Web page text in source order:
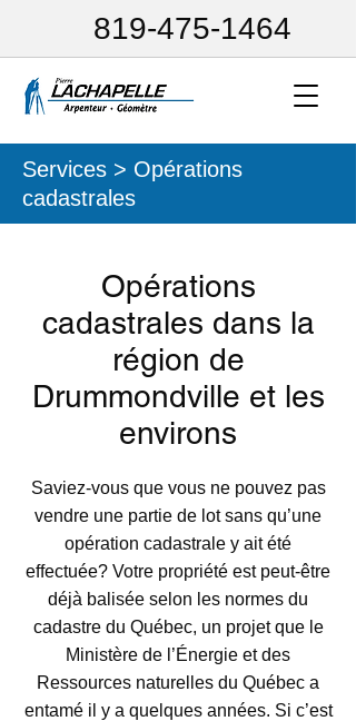
819-475-1464
Services > Opérations
cadastrales
Opérations
cadastrales dans la
région de
Drummondville et les
environs
Saviez-vous que vous ne pouvez pas
vendre une partie de lot sans qu’une
opération cadastrale y ait été
effectuée? Votre propriété est peut-être
déjà balisée selon les normes du
cadastre du Québec, un projet que le
Ministère de l’Énergie et des
Ressources naturelles du Québec a
entamé il y a quelques années. Si c’est